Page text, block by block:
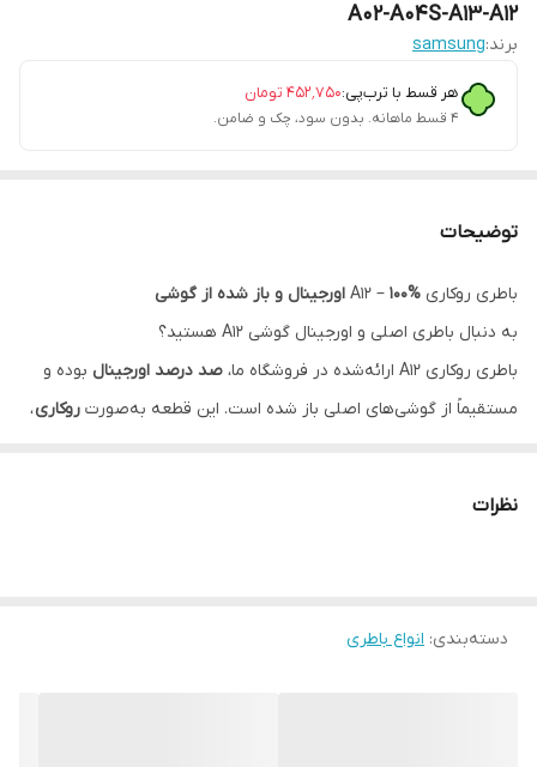
A02-A04S-A13-A12
برند:samsung
هر قسط با ترب‌پی:۴۵۲٬۷۵۰ تومان
۴ قسط ماهانه. بدون سود، چک و ضامن.
توضیحات
باطری روکاری A12 – 100% اورجینال و باز شده از گوشی
به دنبال باطری اصلی و اورجینال گوشی A12 هستید؟
باطری روکاری A12 ارائه‌شده در فروشگاه ما،
صد درصد اورجینال بوده و
مستقیماً از گوشی‌های اصلی باز شده است. این قطعه به‌صورت روکاری،
✔ کیفیت ساخت بالا و تضمینی
قطعه
نظرات
دسته‌بندی: انواع باطری